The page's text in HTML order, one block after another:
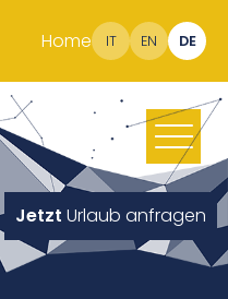
Home IT EN DE
Jetzt Urlaub anfragen